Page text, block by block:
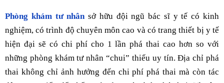
Phòng khám tư nhânsở hữu đội ngũ bác sĩ y tế có kinh
nghiệm, có trình độ chuyên môn cao và có trang thiết bị y tế
hiện đại sẽ có chi phí cho 1 lần phá thai cao hơn so với
những phòng khám tư nhân “chui” thiếu uy tín. Địa chỉ phá
thai không chỉ ảnh hưởng đến chi phí phá thai mà còn tác